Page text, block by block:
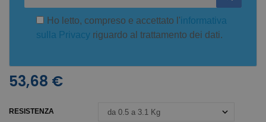
Ho letto, compreso e accettato l'informativa
sulla Privacy riguardo al trattamento dei dati.
53,68 €
RESISTENZA